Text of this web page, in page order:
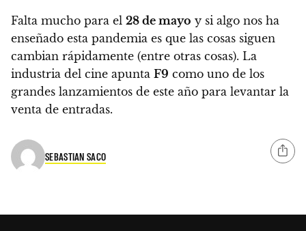
Falta mucho para el 28 de mayo y si algo nos ha
enseñado esta pandemia es que las cosas siguen
cambian rápidamente (entre otras cosas). La
industria del cine apunta F9 como uno de los
grandes lanzamientos de este año para levantar la
venta de entradas.
SEBASTIAN SACO